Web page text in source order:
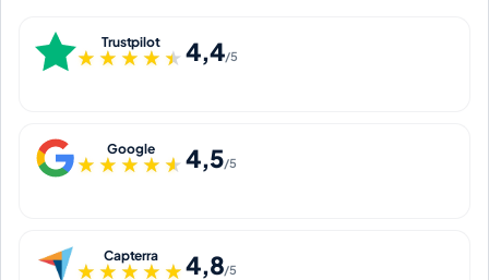
Trustpilot
★★★★★
★★★★★ 4,4/5
Google
★★★★★
★★★★★ 4,5/5
Capterra
★★★★★
★★★★★4,8/5